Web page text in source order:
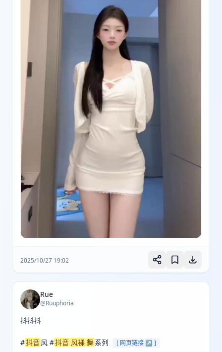
2025/10/27 19:02
Rue
@Ruuphoria
抖抖抖
#抖音风 #抖音 风裸 舞系列 [ 网页链接 ↗ ]